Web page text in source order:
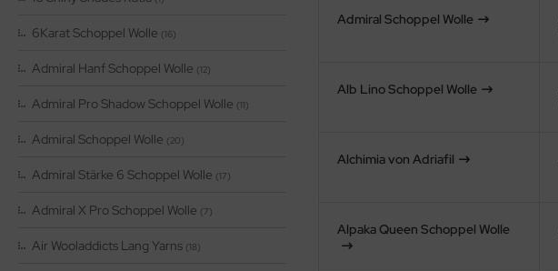
6Karat Schoppel Wolle (16)
Admiral Hanf Schoppel Wolle (12)
Admiral Pro Shadow Schoppel Wolle (11)
Admiral Schoppel Wolle (20)
Admiral Stärke 6 Schoppel Wolle (17)
Admiral X Pro Schoppel Wolle (7)
Air Wooladdicts Lang Yarns (18)
Admiral Schoppel Wolle
Alb Lino Schoppel Wolle
Alchimia von Adriafil
Alpaka Queen Schoppel Wolle